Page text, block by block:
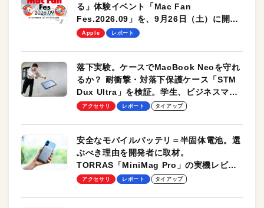
る」体験イベント「Mac Fan
Fes.2026.09」を、9月26日（土）に開催
します！
Apple レポート
落下実験。ケースでMacBook Neoを守れ
るか？ 耐衝撃・対落下保護ケース「STM
Dux Ultra」を検証。学生、ビジネスマン
のモバイルユースに最適！
アクセサリ レポート タイアップ
安全なモバイルバッテリ＝半固体電池。選
ぶべき理由を開発者に取材。
TORRAS「MiniMag Pro」の実機レビュ
ーも
アクセサリ レポート タイアップ